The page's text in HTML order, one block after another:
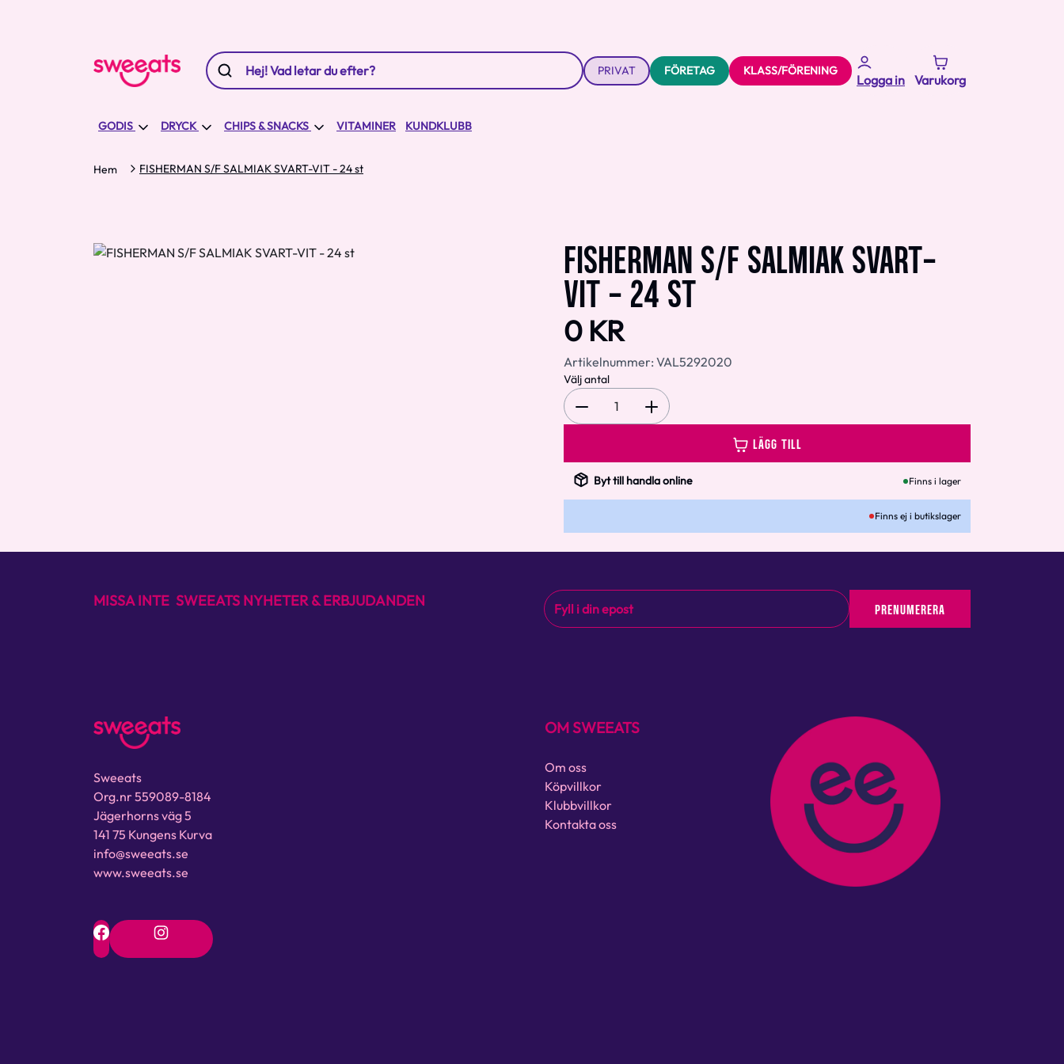
PRIVAT FÖRETAG KLASS/FÖRENING
Logga in Varukorg
GODIS DRYCK CHIPS & SNACKS VITAMINER KUNDKLUBB
Hem FISHERMAN S/F SALMIAK SVART-VIT - 24 st
FISHERMAN S/F SALMIAK SVART-
VIT - 24 ST
0 KR
Artikelnummer: VAL5292020
Välj antal
1
LÄGG TILL
Byt till handla online Finns i lager
Finns ej i butikslager
MISSA INTE SWEEATS NYHETER & ERBJUDANDEN PRENUMERERA
Sweeats
Org.nr 559089-8184
Jägerhorns väg 5
141 75 Kungens Kurva
info@sweeats.se
www.sweeats.se
OM SWEEATS
Om oss
Köpvillkor
Klubbvillkor
Kontakta oss